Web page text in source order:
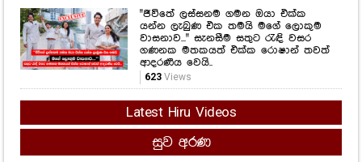
"ජීවිතේ ලස්සනම ගමන ඔයා එක්ක
යන්න ලැබුණ එක තමයි මගේ ලොකුම
වාසනාව..." සැනසීම සතුට රැඳි වසර
ගණනක මතකයත් එක්ක රොෂාන් තවත්
ආදරණීය වෙයි..
623Views
Latest Hiru Videos
සුව අරණ